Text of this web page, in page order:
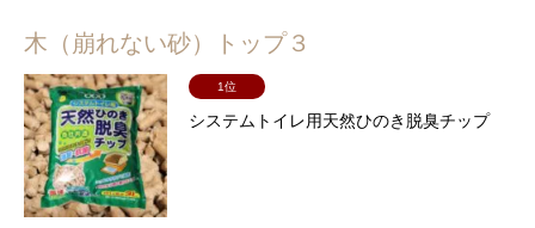
木（崩れない砂）トップ３
1位
システムトイレ用天然ひのき脱臭チップ